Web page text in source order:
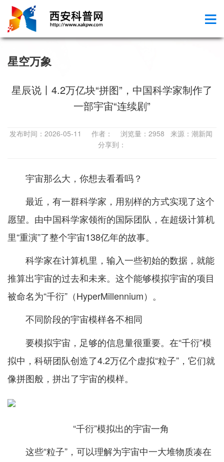
星空万象
星辰说丨4.2万亿块“拼图”，中国科学家制作了
一部宇宙“连续剧”
发布时间：2026-05-11 作者： 浏览量：2958 来源：潮新闻
分享到：
宇宙那么大，你想去看看吗？
最近，有一群科学家，用别样的方式实现了这个
愿望。由中国科学家领衔的国际团队，在超级计算机
里“重演”了整个宇宙138亿年的故事。
科学家在计算机里，输入一些初始的数据，就能
推算出宇宙的过去和未来。这个能够模拟宇宙的项目
被命名为“千衍”（HyperMillennium）。
不同阶段的宇宙模样各不相同
要模拟宇宙，足够的信息量很重要。在“千衍”模
拟中，科研团队创造了4.2万亿个虚拟“粒子”，它们就
像拼图般，拼出了宇宙的模样。
“千衍”模拟出的宇宙一角
这些“粒子”，可以理解为宇宙中一大堆物质凑在